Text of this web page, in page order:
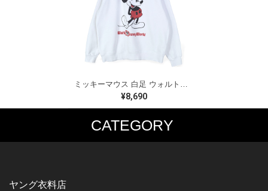
ミッキーマウス 白足 ウォルトディズニーオフィシャル スウェット ホワイト WALT DISNEY WORLD ウォルトディズニーオフィシャル サイズXL相当 古着 CF0995
¥8,690
CATEGORY
MUSIC TEE
HARDCORE / PUNK
T-SHIRTS
ヤング衣料店